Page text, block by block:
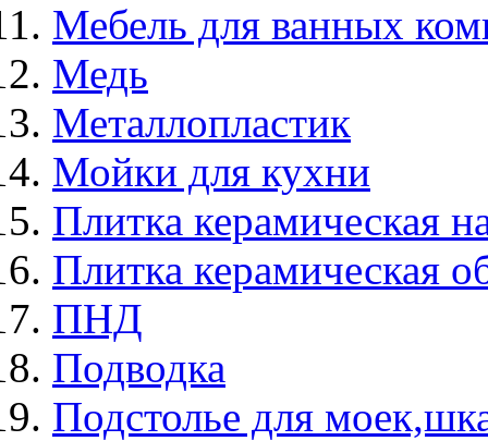
Мебель для ванных
Медь
Металлопластик
Мойки для кухни
Плитка керамическая
Плитка керамическая
ПНД
Подводка
Подстолье для